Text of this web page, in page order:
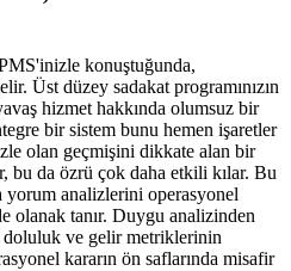
konuştuğunda,
Üst düzey sadakat programınızın
hizmet hakkında olumsuz bir
bir sistem bunu hemen işaretler
olan geçmişini dikkate alan bir
bu da özrü çok daha etkili kılar. Bu
yorum analizlerini operasyonel
olanak tanır. Duygu analizinden
doluluk ve gelir metriklerinin
kararın ön saflarında misafir